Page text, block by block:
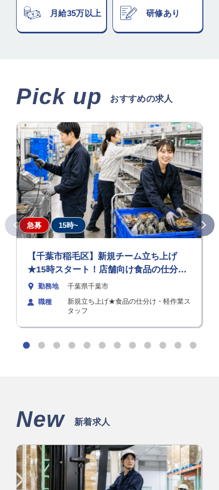
月給35万以上 研修あり
Pick up おすすめの求人
急募 15時~
【千葉市稲毛区】新規チーム立ち上げ
★15時スタート！店舗向け食品の仕分け
作業♪未経験OK！
勤務地 千葉県千葉市
職種
新規立ち上げ★食品の仕分け・軽作業ス
タッフ
New 新着求人